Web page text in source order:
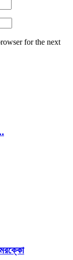
for the next
মরক্কো